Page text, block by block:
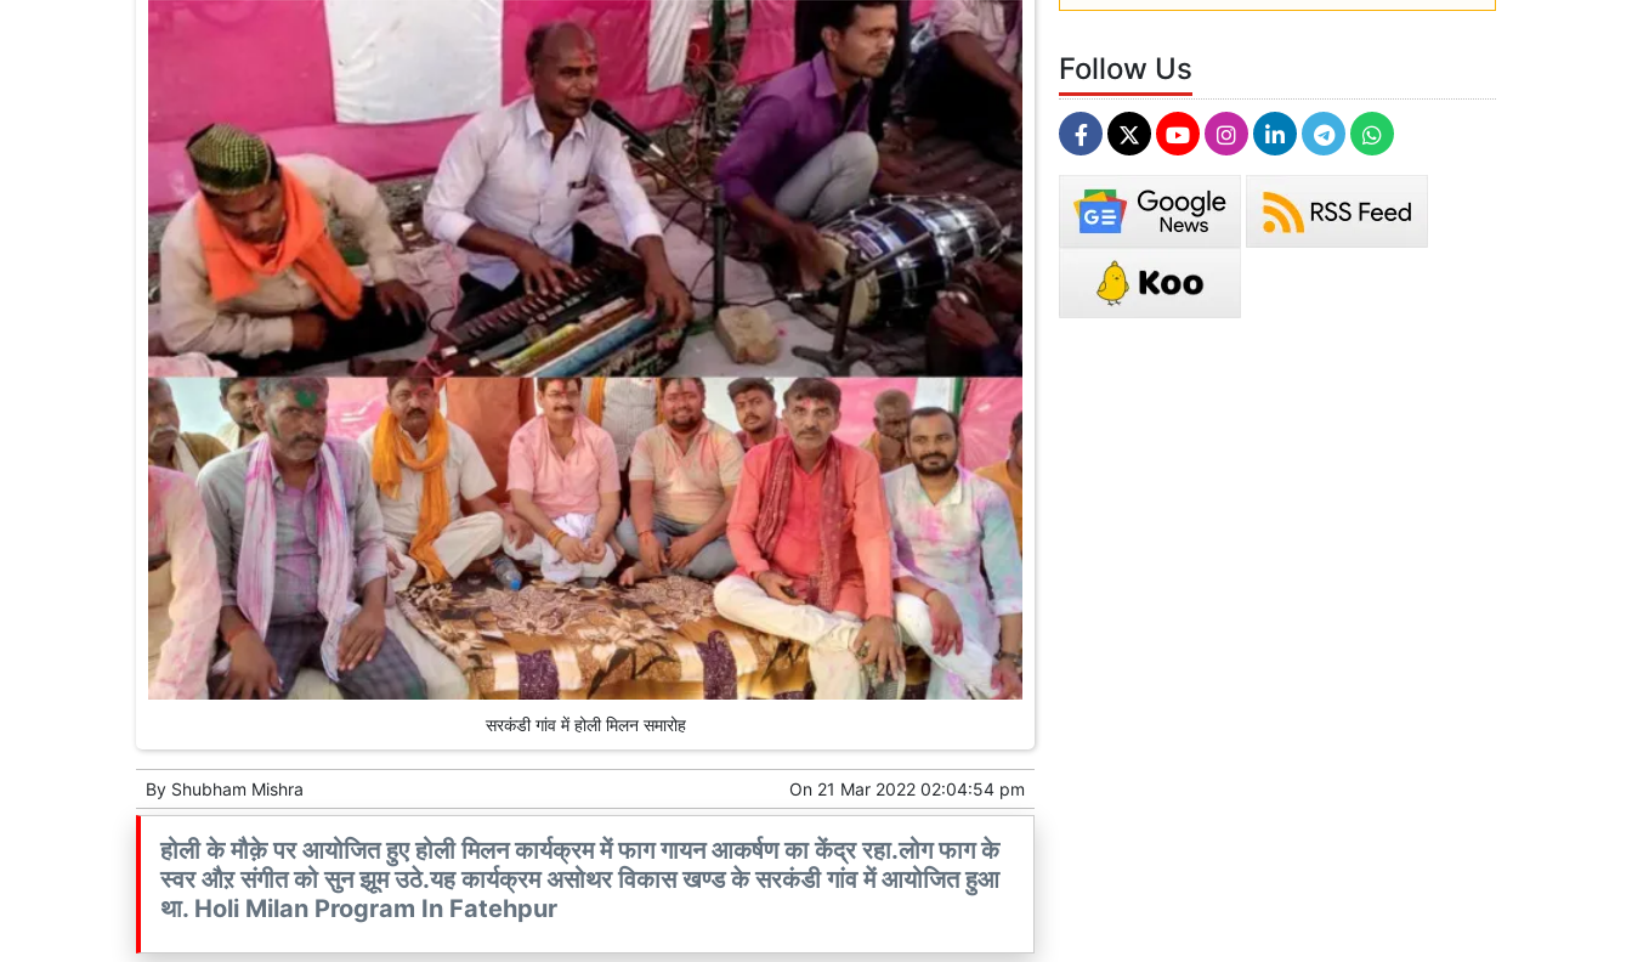
सरकंडी गांव में होली मिलन समारोह
By Shubham Mishra On 21 Mar 2022 02:04:54 pm
होली के मौक़े पर आयोजित हुए होली मिलन कार्यक्रम में फाग गायन आकर्षण का केंद्र रहा.लोग फाग के
स्वर औऱ संगीत को सुन झूम उठे.यह कार्यक्रम असोथर विकास खण्ड के सरकंडी गांव में आयोजित हुआ
था. Holi Milan Program In Fatehpur
आदेश
Follow Us